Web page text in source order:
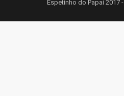
Espetinho do Papai 2017 -